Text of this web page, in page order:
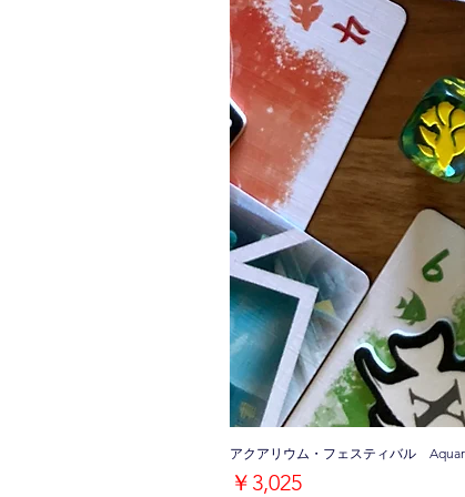
アクアリウム・フェスティバル
価格
￥3,025